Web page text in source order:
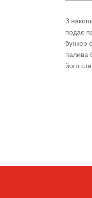
З
подає
бункер
палива
його